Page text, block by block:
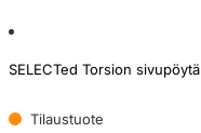
SELECTed Torsion sivupöytä
Tilaustuote